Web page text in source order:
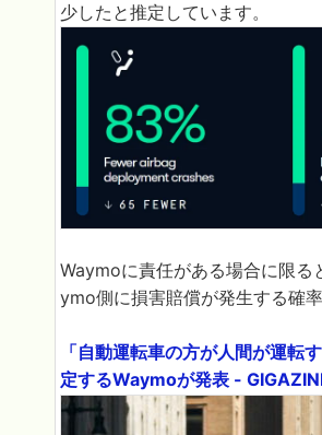
少したと推定しています。
Waymoに責任がある場合に限る
ymo側に損害賠償が発生する確
「自動運転車の方が人間が運転
定するWaymoが発表 -